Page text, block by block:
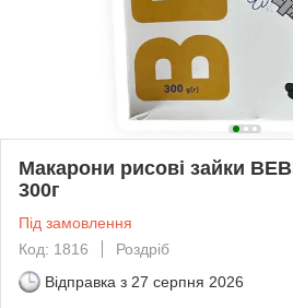
Макарони рисові зайки
300г
Під замовлення
Код: 1816
Роздріб
Відправка з 27 серпня 2026